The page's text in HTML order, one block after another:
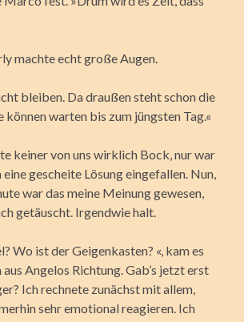
machte echt große Augen.
bleiben. Da draußen steht schon die
können warten bis zum jüngsten Tag.«
keiner von uns wirklich Bock, nur war
gescheite Lösung eingefallen. Nun,
war das meine Meinung gewesen,
getäuscht. Irgendwie halt.
Wo ist der Geigenkasten? «, kam es
Angelos Richtung. Gab’s jetzt erst
Ich rechnete zunächst mit allem,
sehr emotional reagieren. Ich